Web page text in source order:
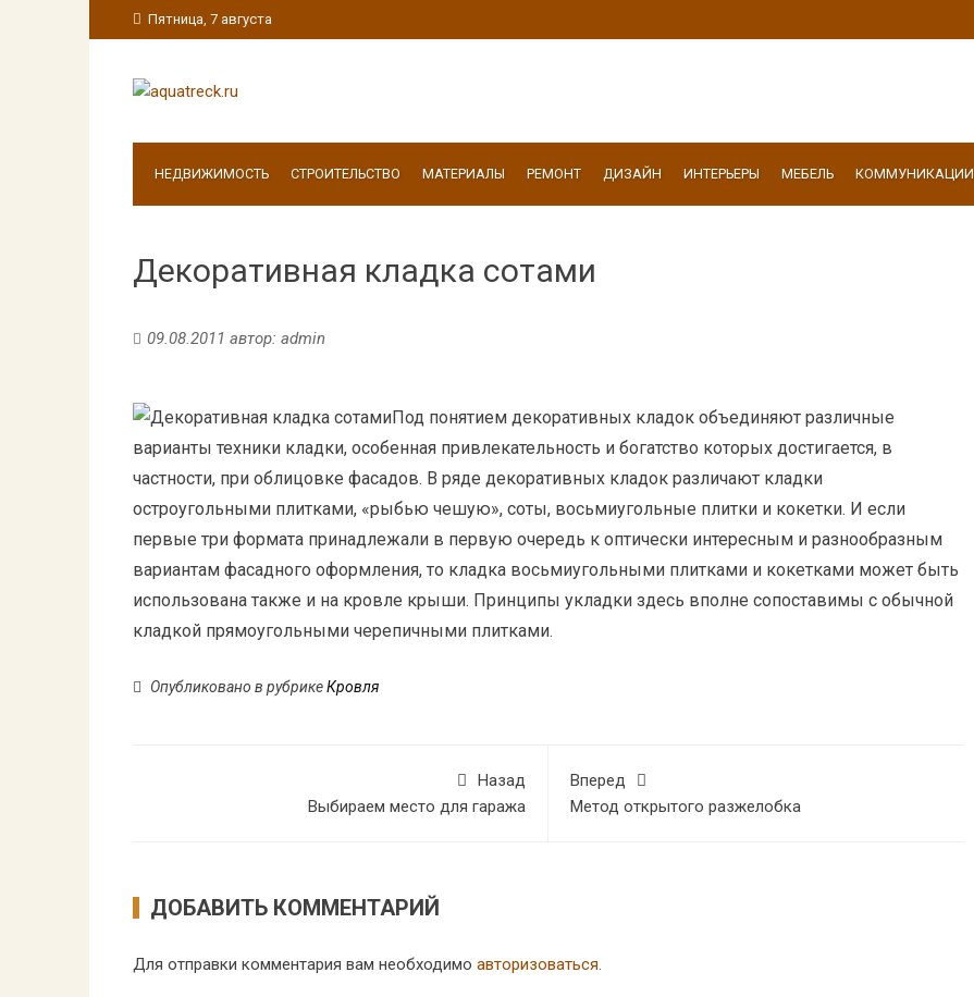
Пятница, 7 августа
НЕДВИЖИМОСТЬ СТРОИТЕЛЬСТВО МАТЕРИАЛЫ РЕМОНТ ДИЗАЙН ИНТЕРЬЕРЫ МЕБЕЛЬ КОММУНИКАЦИИ
Декоративная кладка сотами
09.08.2011 автор: admin
Под понятием декоративных кладок объединяют различные
варианты техники кладки, особенная привлекательность и богатство которых достигается, в
частности, при облицовке фасадов. В ряде декоративных кладок различают кладки
остроугольными плитками, «рыбью чешую», соты, восьмиугольные плитки и кокетки. И если
первые три формата принадлежали в первую очередь к оптически интересным и разнообразным
вариантам фасадного оформления, то кладка восьмиугольными плитками и кокетками может быть
использована также и на кровле крыши. Принципы укладки здесь вполне сопоставимы с обычной
кладкой прямоугольными черепичными плитками.
Опубликовано в рубрикеКровля
Назад
Выбираем место для гаража
Вперед
Метод открытого разжелобка
ДОБАВИТЬ КОММЕНТАРИЙ
Для отправки комментария вам необходимо авторизоваться.